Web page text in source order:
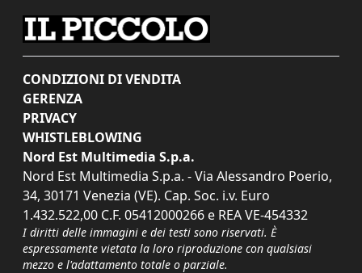
CONDIZIONI DI VENDITA
GERENZA
PRIVACY
WHISTLEBLOWING
Nord Est Multimedia S.p.a.
Nord Est Multimedia S.p.a. - Via Alessandro Poerio,
34, 30171 Venezia (VE). Cap. Soc. i.v. Euro
1.432.522,00 C.F. 05412000266 e REA VE-454332
I diritti delle immagini e dei testi sono riservati. È
espressamente vietata la loro riproduzione con qualsiasi
mezzo e l'adattamento totale o parziale.